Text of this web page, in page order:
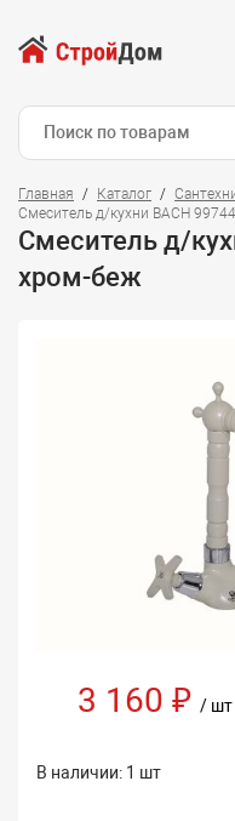
Главная Каталог
Смеситель д/кухни BACH
Смеситель д/
хром-беж
3 160 ₽ / шт
В наличии: 1 шт